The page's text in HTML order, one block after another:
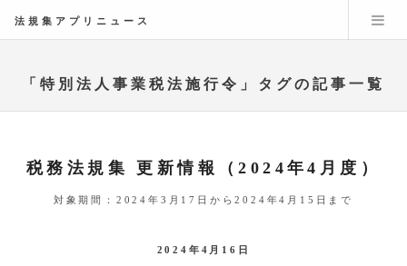
法規集アプリニュース
「特別法人事業税法施行令」タグの記事一覧
税務法規集 更新情報（2024年4月度）
対象期間：2024年3月17日から2024年4月15日まで
2024年4月16日